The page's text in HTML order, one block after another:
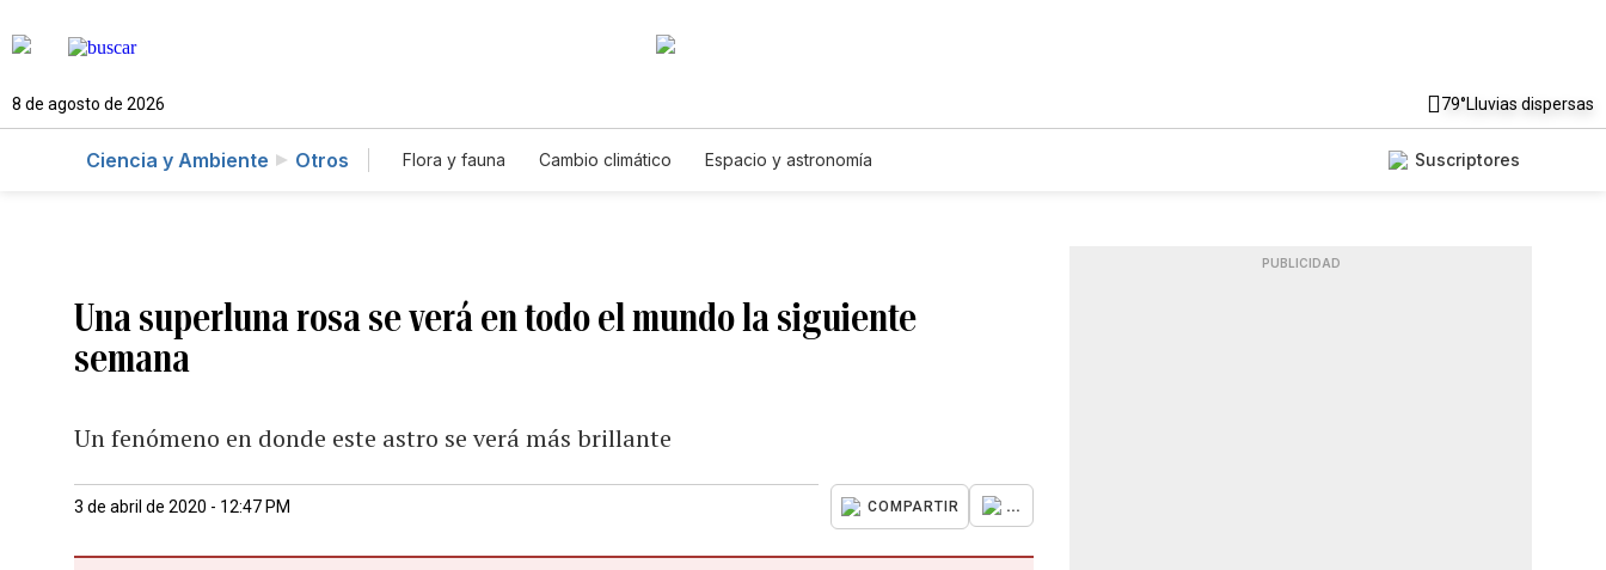
8 de agosto de 2026 79°Lluvias dispersas
Ciencia y Ambiente Otros Flora y fauna Cambio climático Espacio y astronomía Suscriptores
Una superluna rosa se verá en todo el mundo la siguiente
semana
Un fenómeno en donde este astro se verá más brillante
3 de abril de 2020 - 12:47 PM COMPARTIR ...
PUBLICIDAD